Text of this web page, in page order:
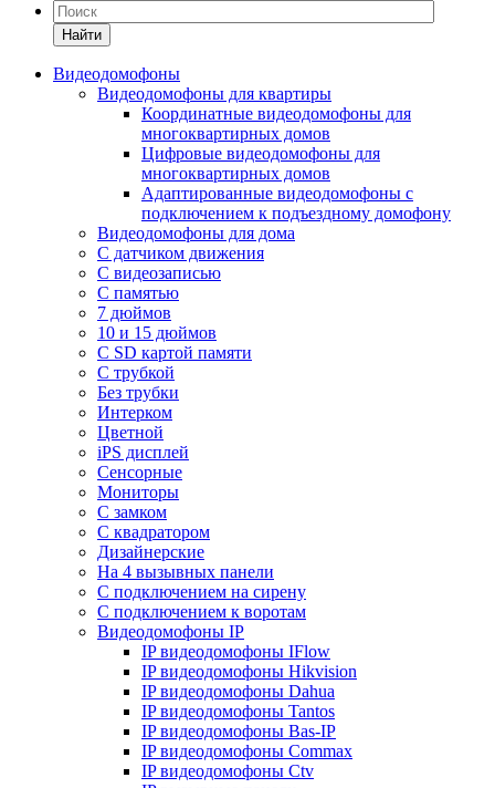
Найти
Видеодомофоны
Видеодомофоны для квартиры
Координатные видеодомофоны для
многоквартирных домов
Цифровые видеодомофоны для
многоквартирных домов
Адаптированные видеодомофоны с
подключением к подъездному домофону
Видеодомофоны для дома
С датчиком движения
С видеозаписью
C памятью
7 дюймов
10 и 15 дюймов
С SD картой памяти
С трубкой
Без трубки
Интерком
Цветной
iPS дисплей
Сенсорные
Мониторы
С замком
C квадратором
Дизайнерские
На 4 вызывных панели
С подключением на сирену
С подключением к воротам
Видеодомофоны IP
IP видеодомофоны IFlow
IP видеодомофоны Hikvision
IP видеодомофоны Dahua
IP видеодомофоны Tantos
IP видеодомофоны Bas-IP
IP видеодомофоны Commax
IP видеодомофоны Ctv